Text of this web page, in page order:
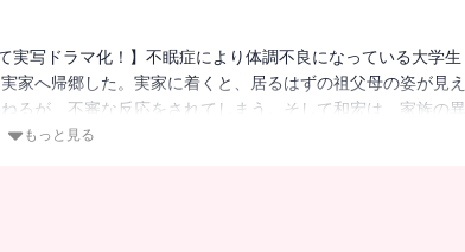
実写ドラマ化！】不眠症により体調不良になっている大学生
家へ帰郷した。実家に着くと、居るはずの祖父母の姿が見え
るが、不審な反応をされてしまう。そして和宏は、家族の異
もっと見る